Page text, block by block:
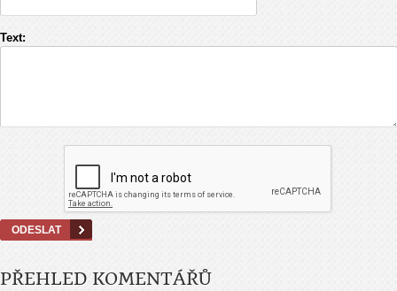
Text:
PŘEHLED KOMENTÁŘŮ